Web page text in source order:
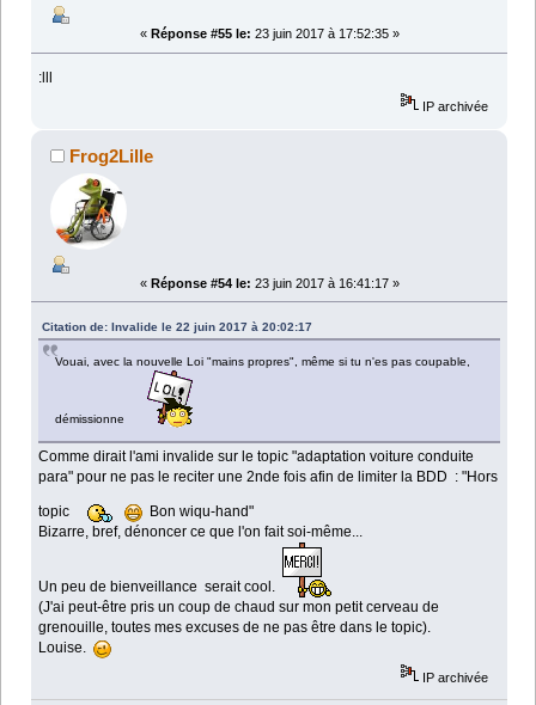
« Réponse #55 le: 23 juin 2017 à 17:52:35 »
:lll
IP archivée
Frog2Lille
« Réponse #54 le: 23 juin 2017 à 16:41:17 »
Citation de: Invalide le 22 juin 2017 à 20:02:17
Vouai, avec la nouvelle Loi "mains propres", même si tu n'es pas coupable,
démissionne
Comme dirait l'ami invalide sur le topic "adaptation voiture conduite
para" pour ne pas le reciter une 2nde fois afin de limiter la BDD : "Hors
topic
Bon wiqu-hand"
Bizarre, bref, dénoncer ce que l'on fait soi-même...
Un peu de bienveillance serait cool.
(J'ai peut-être pris un coup de chaud sur mon petit cerveau de
grenouille, toutes mes excuses de ne pas être dans le topic).
Louise.
IP archivée